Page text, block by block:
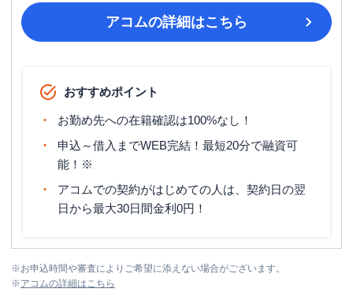
アコムの詳細はこちら
おすすめポイント
お勤め先への在籍確認は100%なし！
申込～借入までWEB完結！最短20分で融資可
能！※
アコムでの契約がはじめての人は、契約日の翌
日から最大30日間金利0円！
※お申込時間や審査によりご希望に添えない場合がございます。
※アコムの詳細はこちら